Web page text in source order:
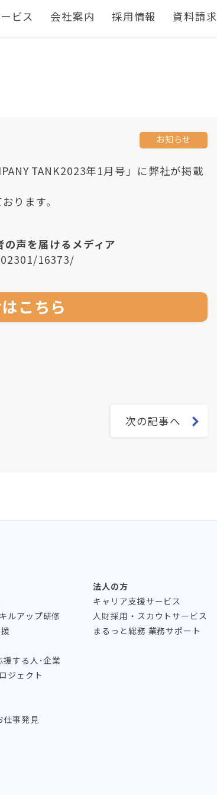
ビス 会社案内 採用情報 資料請求
お知らせ
TANK2023年1月号」に弊社が掲載
ります。
声を届けるメディア
16373/
こちら
次の記事へ
ルアップ研修
援する人･企業
ジェクト
事発見
法人の方
キャリア支援サービス
人財採用・スカウトサービス
まるっと総務 業務サポート